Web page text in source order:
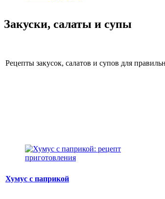
Закуски, салаты и супы
Рецепты закусок, салатов и супов для
Хумус с паприкой